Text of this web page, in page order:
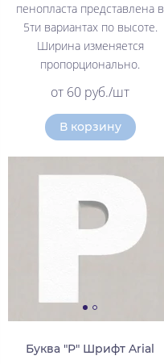
пенопласта представлена в
5ти вариантах по высоте.
Ширина изменяется
пропорционально.
от 60 руб./шт
В корзину
Буква "Р" Шрифт Arial